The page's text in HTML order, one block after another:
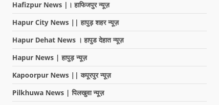
Hafizpur News |। हाफिजपुर न्यूज़
Hapur City News || हापुड़ शहर न्यूज़
Hapur Dehat News । हापुड देहात न्यूज़
Hapur News | हापुड़ न्यूज़
Kapoorpur News || कपूरपुर न्यूज़
Pilkhuwa News | पिलखुवा न्यूज़